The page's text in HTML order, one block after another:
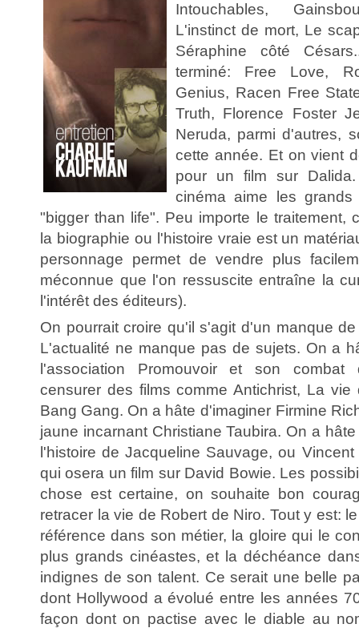
Intouchables,
L'instinct de mort, Le
Séraphine côté
terminé: Free Love,
Genius, Racen Free
Truth, Florence Foster
Neruda, parmi d'autres,
cette année. Et on vient
pour un film sur
cinéma aime les
"bigger than life". Peu importe le traitement,
la biographie ou l'histoire vraie est un
personnage permet de vendre plus
méconnue que l'on ressuscite entraîne la
l'intérêt des éditeurs).
On pourrait croire qu'il s'agit d'un manque
L'actualité ne manque pas de sujets. On a
l'association Promouvoir et son combat
censurer des films comme Antichrist, La
Bang Gang. On a hâte d'imaginer Firmine
jaune incarnant Christiane Taubira. On a
l'histoire de Jacqueline Sauvage, ou
qui osera un film sur David Bowie. Les
chose est certaine, on souhaite bon
retracer la vie de Robert de Niro. Tout y est:
référence dans son métier, la gloire qui le
plus grands cinéastes, et la déchéance
indignes de son talent. Ce serait une belle
dont Hollywood a évolué entre les années
façon dont on pactise avec le diable au